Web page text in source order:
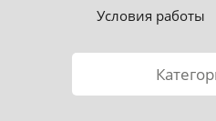
Условия работы